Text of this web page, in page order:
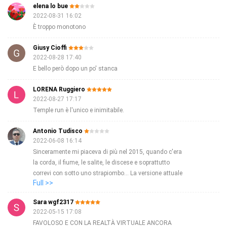
elena lo bue
2022-08-31 16:02
È troppo monotono
Giusy Cioffi
2022-08-28 17:40
E bello però dopo un po' stanca
LORENA Ruggiero
2022-08-27 17:17
Temple run è l'unico e inimitabile.
Antonio Tudisco
2022-06-08 16:14
Sinceramente mi piaceva di più nel 2015, quando c'era
la corda, il fiume, le salite, le discese e soprattutto
correvi con sotto uno strapiombo... La versione attuale
è tutta piatta e al livello del mare...
Full >>
Sara wgf2317
2022-05-15 17:08
FAVOLOSO E CON LA REALTÀ VIRTUALE ANCORA